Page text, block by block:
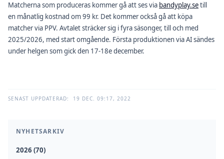
NYHETSARKIV
2026 (70)
Matcherna som produceras kommer gå att ses via bandyplay.setill
en månatlig kostnad om 99 kr. Det kommer också gå att köpa
matcher via PPV. Avtalet sträcker sig i fyra säsonger, till och med
2025/2026, med start omgående. Första produktionen via AI sändes
under helgen som gick den 17-18e december.
SENAST UPPDATERAD: 19 DEC. 09:17, 2022